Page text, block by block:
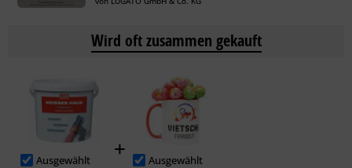
Wird oft zusammen gekauft
Ausgewählt
Ausgewählt